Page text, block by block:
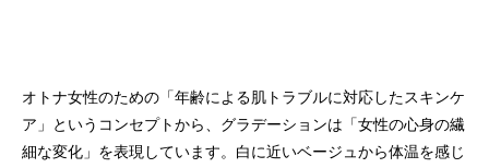
オトナ女性のための「年齢による肌トラブルに対応したスキンケ
ア」というコンセプトから、グラデーションは「女性の心身の繊
細な変化」を表現しています。白に近いベージュから体温を感じ